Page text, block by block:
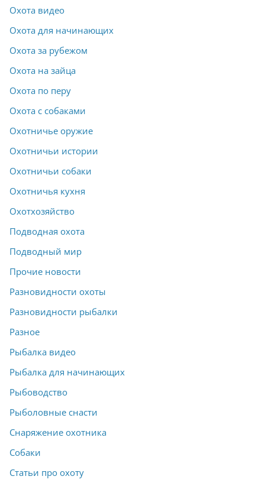
Охота видео
Охота для начинающих
Охота за рубежом
Охота на зайца
Охота по перу
Охота с собаками
Охотничье оружие
Охотничьи истории
Охотничьи собаки
Охотничья кухня
Охотхозяйство
Подводная охота
Подводный мир
Прочие новости
Разновидности охоты
Разновидности рыбалки
Разное
Рыбалка видео
Рыбалка для начинающих
Рыбоводство
Рыболовные снасти
Снаряжение охотника
Собаки
Статьи про охоту